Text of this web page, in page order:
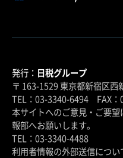
発行： 日税グループ
〒 163-1529 東京都新宿区
TEL：03-3340-6494 FAX：
本サイトへのご意見・ご要
報部へお願いします。
TEL：03-3340-4488
利用者情報の外部送信につい